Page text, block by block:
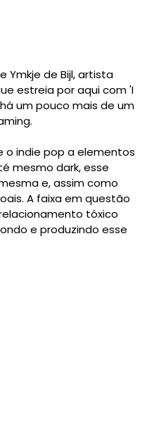
Ymkje de Bijl, artista
estreia por aqui com 'I
um pouco mais de um
o indie pop a elementos
mesmo dark, esse
e, assim como
A faixa em questão
tóxico
e produzindo esse